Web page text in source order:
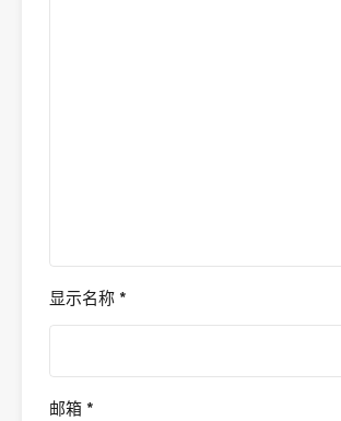
显示名称 *
邮箱 *